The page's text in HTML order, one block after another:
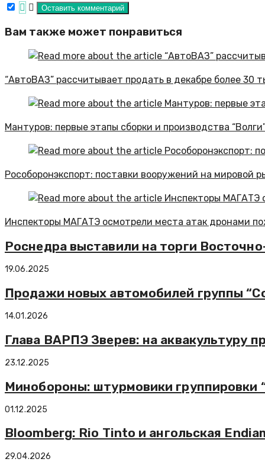
Вам также может понравиться
“АвтоВАЗ” рассчитывает продать в декабре более 30
Мантуров: первые этапы сборки и производства
Рособоронэкспорт: поставки вооружений на мировой
Инспекторы МАГАТЭ осмотрели места атак дронами
Роснедра выставили на торги
19.06.2025
Продажи новых автомобилей группы
14.01.2026
Глава ВАРПЭ Зверев: на аквакультуру
23.12.2025
Минобороны: штурмовики
01.12.2025
Bloomberg: Rio Tinto и ангольская
29.04.2026